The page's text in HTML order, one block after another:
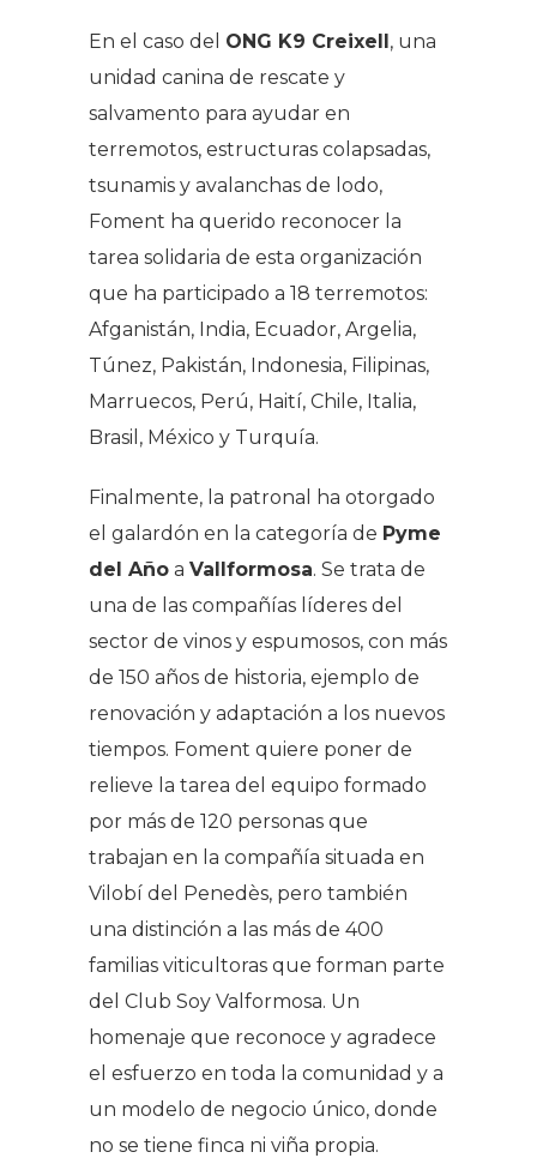
En el caso del ONG K9 Creixell, una
unidad canina de rescate y
salvamento para ayudar en
terremotos, estructuras colapsadas,
tsunamis y avalanchas de lodo,
Foment ha querido reconocer la
tarea solidaria de esta organización
que ha participado a 18 terremotos:
Afganistán, India, Ecuador, Argelia,
Túnez, Pakistán, Indonesia, Filipinas,
Marruecos, Perú, Haití, Chile, Italia,
Brasil, México y Turquía.
Finalmente, la patronal ha otorgado
el galardón en la categoría de Pyme
del Año a Vallformosa. Se trata de
una de las compañías líderes del
sector de vinos y espumosos, con más
de 150 años de historia, ejemplo de
renovación y adaptación a los nuevos
tiempos. Foment quiere poner de
relieve la tarea del equipo formado
por más de 120 personas que
trabajan en la compañía situada en
Vilobí del Penedès, pero también
una distinción a las más de 400
familias viticultoras que forman parte
del Club Soy Valformosa. Un
homenaje que reconoce y agradece
el esfuerzo en toda la comunidad y a
un modelo de negocio único, donde
no se tiene finca ni viña propia.